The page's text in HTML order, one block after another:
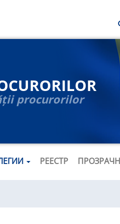
procurorilor
РЕЕСТР